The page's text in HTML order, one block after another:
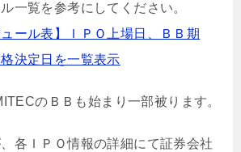
一覧を参考にしてください。
ュール表】ＩＰＯ上場日、ＢＢ期
決定日を一覧表示
のＢＢも始まり一部被ります。
各ＩＰＯ情報の詳細にて証券会社